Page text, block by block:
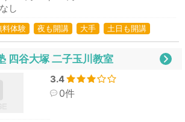
し
料体験 夜も開講 大手 土日も開講
四谷大塚 二子玉川教室
3.4
0件